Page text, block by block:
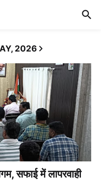
2026
सफाई में लापरवाही